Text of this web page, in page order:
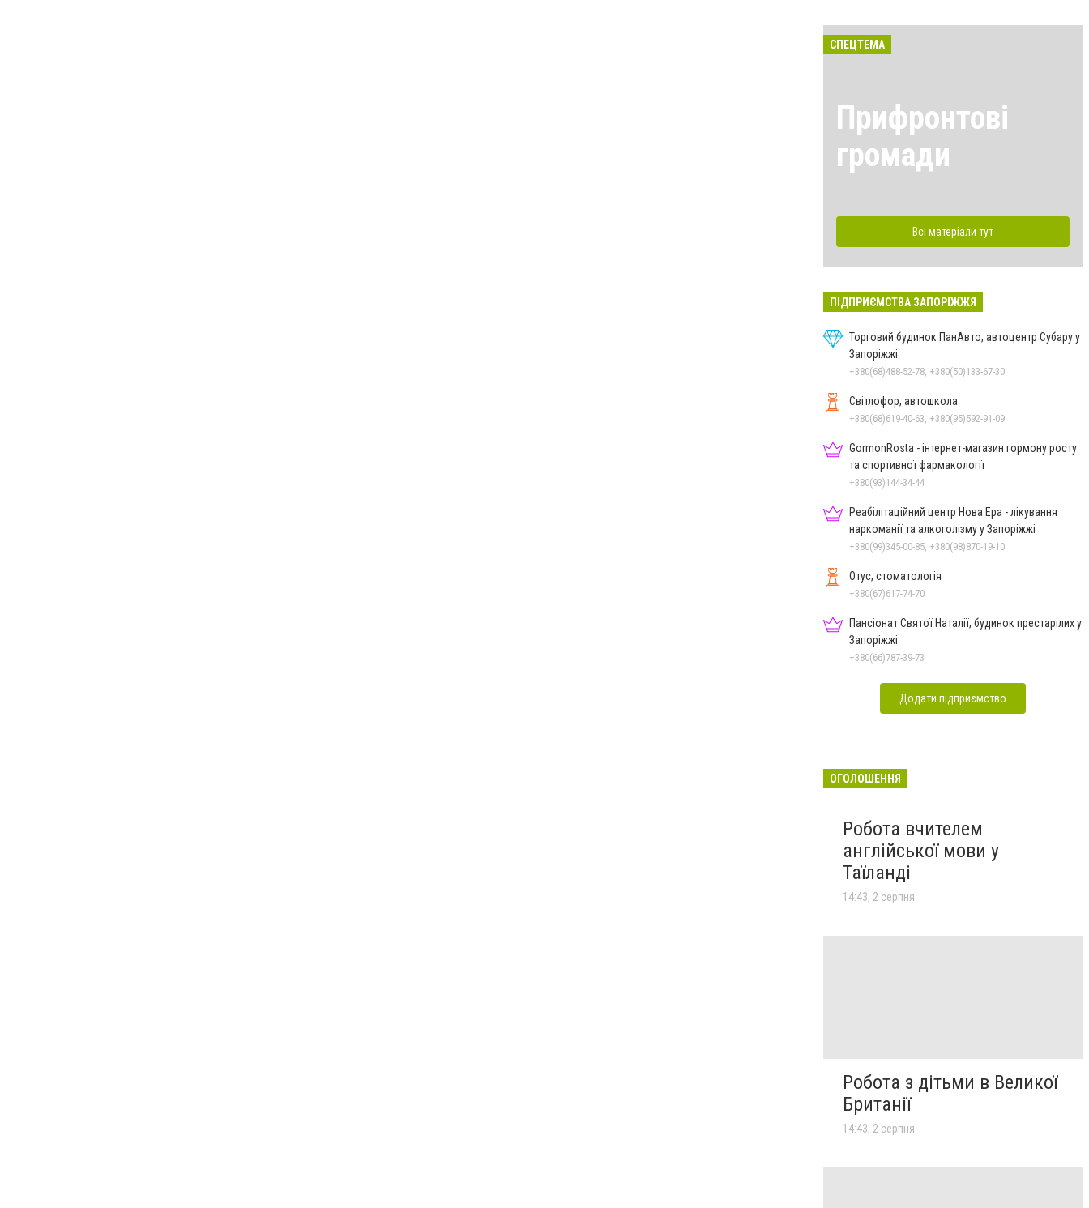
СПЕЦТЕМА
Прифронтові
громади
Всі матеріали тут
ПІДПРИЄМСТВА ЗАПОРІЖЖЯ
Торговий будинок ПанАвто, автоцентр Субару у
Запоріжжі
+380(68)488-52-78, +380(50)133-67-30
Світлофор, автошкола
+380(68)619-40-63, +380(95)592-91-09
GormonRosta - інтернет-магазин гормону росту
та спортивної фармакології
+380(93)144-34-44
Реабілітаційний центр Нова Ера - лікування
наркоманії та алкоголізму у Запоріжжі
+380(99)345-00-85, +380(98)870-19-10
Отус, стоматологія
+380(67)617-74-70
Пансіонат Святої Наталії, будинок престарілих у
Запоріжжі
+380(66)787-39-73
Додати підприємство
ОГОЛОШЕННЯ
Робота вчителем
англійської мови у
Таїланді
14:43, 2 серпня
Робота з дітьми в Великої
Британії
14:43, 2 серпня